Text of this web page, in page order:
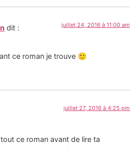
dit : juillet 24, 2016 à 11:00 am
ce roman je trouve 🙂
juillet 27, 2016 à 4:25 pm
ce roman avant de lire ta